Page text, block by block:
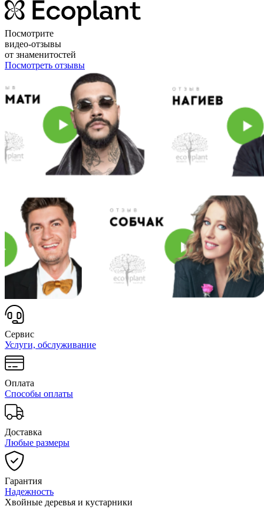
Посмотрите
видео-отзывы
от знаменитостей
Посмотреть отзывы
Сервис
Услуги, обслуживание
Оплата
Способы оплаты
Доставка
Любые размеры
Гарантия
Надежность
Хвойные деревья и кустарники